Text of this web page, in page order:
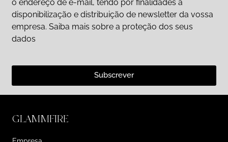
o endereço de e-mail, tendo por finalidades a
disponibilização e distribuição de newsletter da vossa
empresa. Saiba mais sobre a proteção dos seus
dados
Subscrever
GLAMMFIRE